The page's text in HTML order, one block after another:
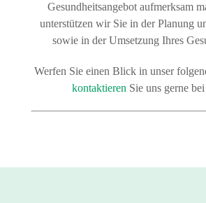
Gesundheitsangebot aufmerksam
unterstützen wir Sie in der Planung
sowie in der Umsetzung Ihres
Werfen Sie einen Blick in unser
kontaktieren Sie uns gerne